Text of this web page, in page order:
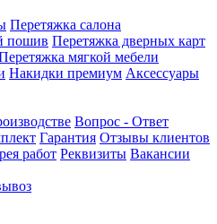
Перетяжка салона
пошив Перетяжка дверных карт
мягкой мебели
Накидки премиум Аксессуары
Вопрос - Ответ
Гарантия Отзывы клиентов
работ Реквизиты Вакансии